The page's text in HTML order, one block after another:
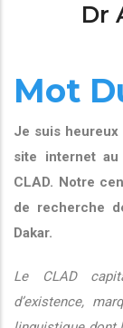
Dr
Mot
Je suis
site internet au
CLAD. Notre
de recherche
Dakar.
Le CLAD
d’existence,